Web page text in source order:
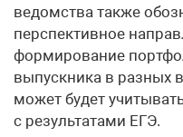
ведомства также
перспективное
формирование
выпускника в разных
может будет
с результатами ЕГЭ.